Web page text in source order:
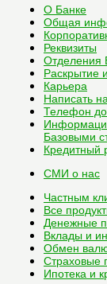
О Банке
Общая
Реквизиты
Отделения
Раскрытие
Карьера
Написать
Телефон
Базовыми
Кредитный
СМИ о нас
Частным
Все
Денежные
Вклады и
Обмен
Страховые
Ипотека и